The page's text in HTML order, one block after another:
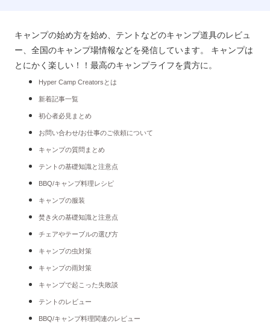
キャンプの始め方を始め、テントなどのキャンプ道具のレビュ
ー、全国のキャンプ場情報などを発信しています。 キャンプは
とにかく楽しい！！最高のキャンプライフを貴方に。
Hyper Camp Creatorsとは
新着記事一覧
初心者必見まとめ
お問い合わせ/お仕事のご依頼について
キャンプの質問まとめ
テントの基礎知識と注意点
BBQ/キャンプ料理レシピ
キャンプの服装
焚き火の基礎知識と注意点
チェアやテーブルの選び方
キャンプの虫対策
キャンプの雨対策
キャンプで起こった失敗談
テントのレビュー
BBQ/キャンプ料理関連のレビュー